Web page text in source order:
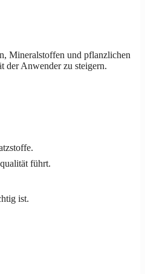
Mineralstoffen und pflanzlichen
der Anwender zu steigern.
führt.
ist.